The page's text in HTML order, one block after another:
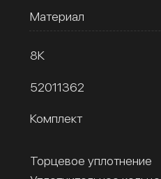
Материал
8К
52011362
Комплект
Торцевое уплотнение